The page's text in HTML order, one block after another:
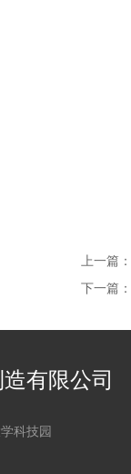
上一篇：
下一篇：
有限公司
科技园